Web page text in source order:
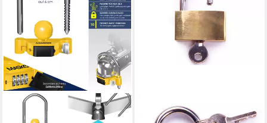
Anhängerschloss,
ONDIS24
Vorhängeschloss Messing,